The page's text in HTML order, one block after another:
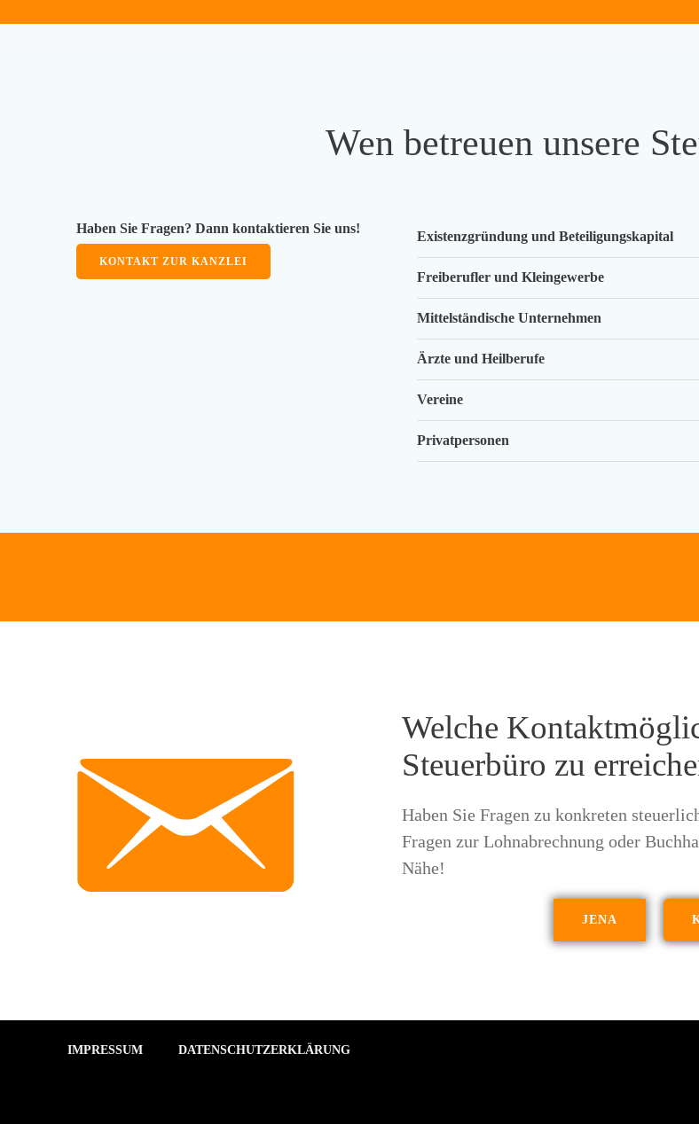
Wen betreuen unsere
Haben Sie Fragen? Dann kontaktieren Sie uns!
KONTAKT ZUR KANZLEI
Existenzgründung und Beteiligungskapital
Freiberufler und Kleingewerbe
Mittelständische Unternehmen
Ärzte und Heilberufe
Vereine
Privatpersonen
Welche
Steuerbüro zu
Haben Sie Fragen zu konkreten
Fragen zur Lohnabrechnung oder
Nähe!
JENA
IMPRESSUM DATENSCHUTZERKLÄRUNG